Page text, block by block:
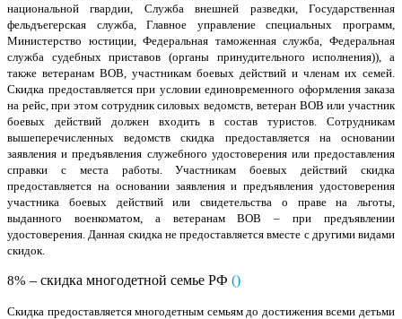
национальной гвардии, Служба внешней разведки, Государственная
фельдъегерская служба, Главное управление специальных программ,
Министерство юстиции, Федеральная таможенная служба, Федеральная
служба судебных приставов (органы принудительного исполнения)), а
также ветеранам ВОВ, участникам боевых действий и членам их семей.
Скидка предоставляется при условии единовременного оформления заказа
на рейс, при этом сотрудник силовых ведомств, ветеран ВОВ или участник
боевых действий должен входить в состав туристов. Сотрудникам
вышеперечисленных ведомств скидка предоставляется на основании
заявления и предъявления служебного удостоверения или предоставления
справки с места работы. Участникам боевых действий скидка
предоставляется на основании заявления и предъявления удостоверения
участника боевых действий или свидетельства о праве на льготы,
выданного военкоматом, а ветеранам ВОВ – при предъявлении
удостоверения. Данная скидка не предоставляется вместе с другими видами
скидок.
8% – скидка многодетной семье РФ ()
Скидка предоставляется многодетным семьям до достижения всеми детьми